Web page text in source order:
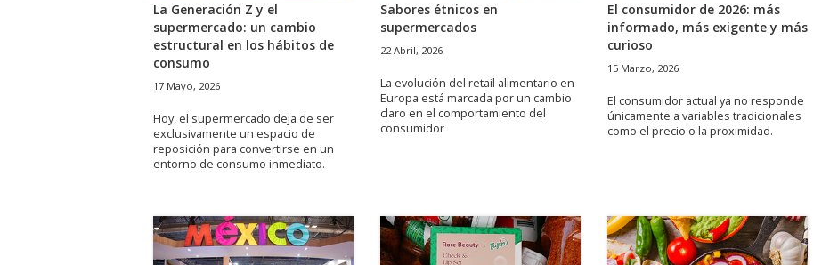
La Generación Z y el
supermercado: un cambio
estructural en los hábitos de
consumo
17 Mayo, 2026
Hoy, el supermercado deja de ser
exclusivamente un espacio de
reposición para convertirse en un
entorno de consumo inmediato.
Sabores étnicos en
supermercados
22 Abril, 2026
La evolución del retail alimentario en
Europa está marcada por un cambio
claro en el comportamiento del
consumidor
El consumidor de 2026: más
informado, más exigente y más
curioso
15 Marzo, 2026
El consumidor actual ya no responde
únicamente a variables tradicionales
como el precio o la proximidad.